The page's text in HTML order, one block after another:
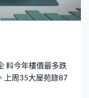
料今年樓價最多跌
上周35大屋苑錄87